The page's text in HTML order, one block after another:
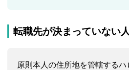
転職先が決まっていない人
原則本人の住所地を管轄する